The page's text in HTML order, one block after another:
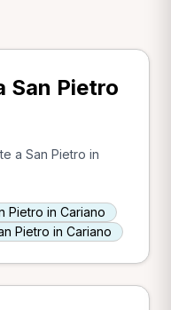
San Pietro
a San Pietro in
Pietro in Cariano
Pietro in Cariano